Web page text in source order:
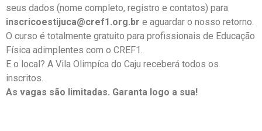
seus dados (nome completo, registro e contatos) para
inscricoestijuca@cref1.org.br e aguardar o nosso retorno.
O curso é totalmente gratuito para profissionais de Educação
Física adimplentes com o CREF1.
E o local? A Vila Olimpíca do Caju receberá todos os
inscritos.
As vagas são limitadas. Garanta logo a sua!